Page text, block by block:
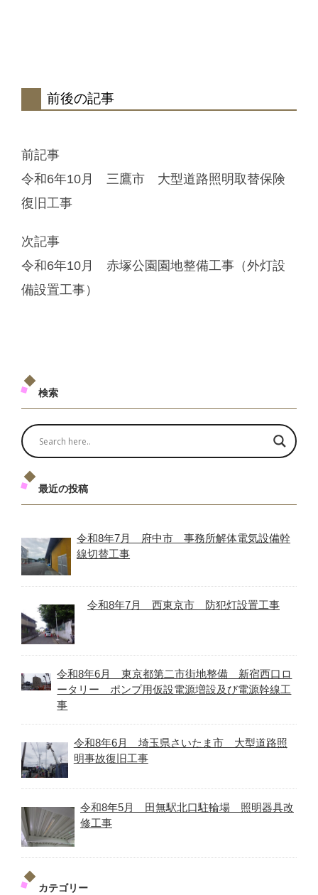
前後の記事
前記事
令和6年10月 三鷹市 大型道路照明取替保険
復旧工事
次記事
令和6年10月 赤塚公園園地整備工事（外灯設
備設置工事）
検索
最近の投稿
令和8年7月 府中市 事務所解体電気設備幹
線切替工事
令和8年7月 西東京市 防犯灯設置工事
令和8年6月 東京都第二市街地整備 新宿西口ロ
ータリー ポンプ用仮設電源増設及び電源幹線工
事
令和8年6月 埼玉県さいたま市 大型道路照
明事故復旧工事
令和8年5月 田無駅北口駐輪場 照明器具改
修工事
カテゴリー